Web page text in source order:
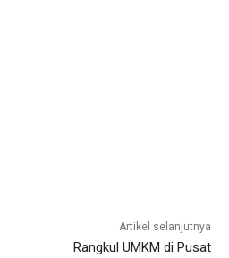
Artikel selanjutnya
Rangkul UMKM di Pusat